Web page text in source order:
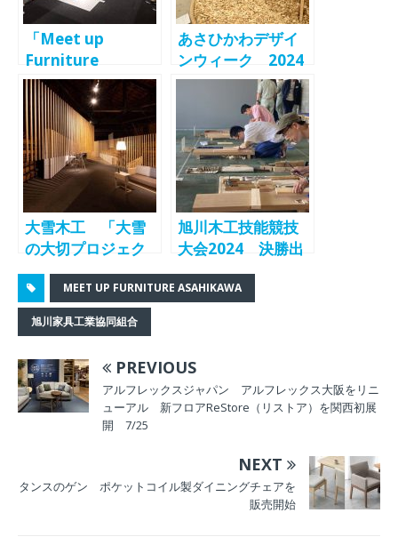
「Meet up
Furniture
Asahikawa
2023」開催 家具
産地旭川の技術が
結集
あさひかわデザイ
ンウィーク 2024
年6月15日～23日
開催へ ３年に一
度の国産家具デザ
インコンペIFDAも
実施
大雪木工 「大雪
の大切プロジェク
ト2024」は「こい
ずみ産地展」を開
催 道外からの出
展社が一堂に
旭川木工技能競技
大会2024 決勝出
場選手が決定 決
勝戦は6/23に旭川
MEET UP FURNITURE ASAHIKAWA
旭川家具工業協同組合
PREVIOUS
アルフレックスジャパン アルフレックス大阪をリニ
ューアル 新フロアReStore（リストア）を関西初展
開 7/25
NEXT
タンスのゲン ポケットコイル製ダイニングチェアを
販売開始